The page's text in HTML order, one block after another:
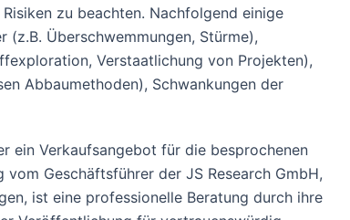
zu beachten. Nachfolgend einige
Überschwemmungen, Stürme),
Verstaatlichung von Projekten),
Abbaumethoden), Schwankungen der
ein Verkaufsangebot für die besprochenen
Geschäftsführer der JS Research GmbH,
ist eine professionelle Beratung durch ihre